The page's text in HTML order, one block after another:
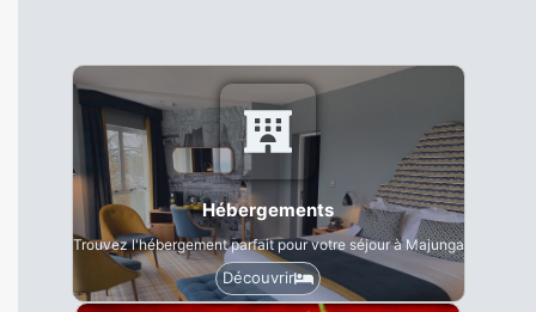
Hébergements
Trouvez l'hébergement parfait pour votre séjour à Majunga
Découvrir